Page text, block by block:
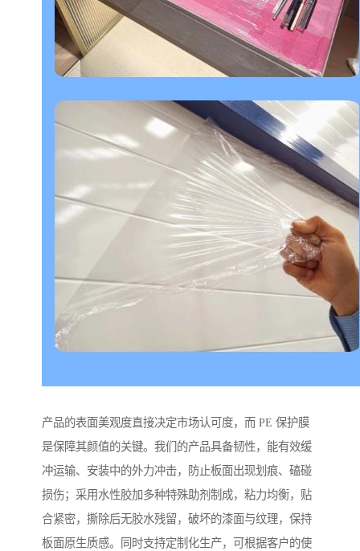
产品的表面美观度直接决定市场认可度，而 PE 保护膜
是保障其颜值的关键。我们的产品具备韧性，能有效缓
冲运输、安装中的外力冲击，防止板面出现划痕、磕碰
损伤；采用水性胶加多种特殊助剂制成，粘力均衡，贴
合紧密，撕除后无胶水残留，破坏的漆面与纹理，保持
板面原生质感。同时支持定制化生产，可根据客户的使